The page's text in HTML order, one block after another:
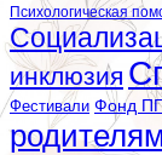
Психологическая
инклюзия
Фестивали Фонд ПГ
родителям